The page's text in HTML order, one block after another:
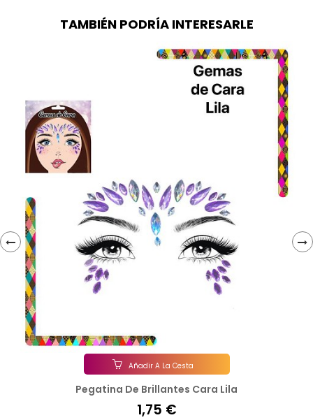
TAMBIÉN PODRÍA INTERESARLE
Añadir A La Cesta
Pegatina De Brillantes Cara Lila
1,75 €